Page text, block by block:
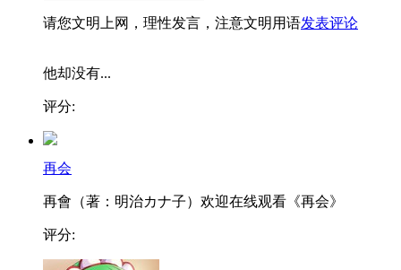
请您文明上网，理性发言，注意文明用语发表评论
他却没有...
评分:
再会
再會（著：明治カナ子）欢迎在线观看《再会》
评分: